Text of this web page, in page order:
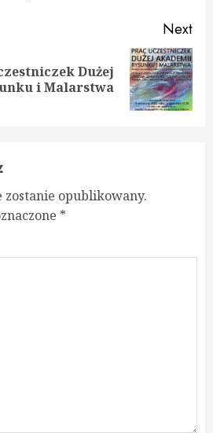
Next
Dużej
i Malarstwa
opublikowany.
*